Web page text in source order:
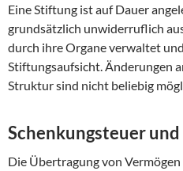
Eine Stiftung ist auf Dauer
grundsätzlich unwiderruflich
durch ihre Organe verwaltet
Stiftungsaufsicht. Änderungen
Struktur sind nicht beliebig
Schenkungsteuer
Die Übertragung von